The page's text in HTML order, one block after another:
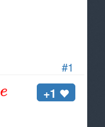
#1
+1